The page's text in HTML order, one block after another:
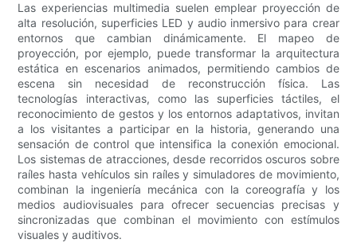
Las experiencias multimedia suelen emplear proyección de
alta resolución, superficies LED y audio inmersivo para crear
entornos que cambian dinámicamente. El mapeo de
proyección, por ejemplo, puede transformar la arquitectura
estática en escenarios animados, permitiendo cambios de
escena sin necesidad de reconstrucción física. Las
tecnologías interactivas, como las superficies táctiles, el
reconocimiento de gestos y los entornos adaptativos, invitan
a los visitantes a participar en la historia, generando una
sensación de control que intensifica la conexión emocional.
Los sistemas de atracciones, desde recorridos oscuros sobre
raíles hasta vehículos sin raíles y simuladores de movimiento,
combinan la ingeniería mecánica con la coreografía y los
medios audiovisuales para ofrecer secuencias precisas y
sincronizadas que combinan el movimiento con estímulos
visuales y auditivos.